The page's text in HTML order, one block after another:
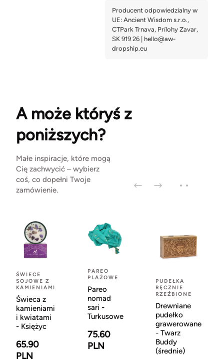
A może któryś z
poniższych?
Małe inspiracje, które mogą
Cię zachwycić – wybierz
coś, co dopełni Twoje
zamówienie.
ŚWIECE
SOJOWE Z
KAMIENIAMI
Świeca z
kamieniami
i kwiatami
- Księżyc
65.90
PLN
PAREO
PLAŻOWE
Pareo
nomad
sari -
Turkusowe
75.60
PLN
PUDEŁKA
RĘCZNIE
RZEŹBIONE
Drewniane
pudełko
grawerowane
- Twarz
Buddy
(średnie)